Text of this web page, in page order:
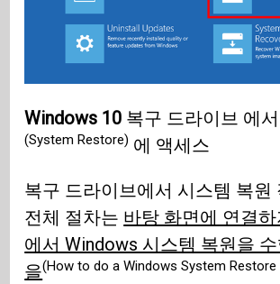
Windows 10 복구 드라이브 에
(System Restore) 에 액세스
복구 드라이브에서 시스템 복원
전체 절차는 바탕 화면에 연결
에서 Windows 시스템 복원을
을(How to do a Windows System